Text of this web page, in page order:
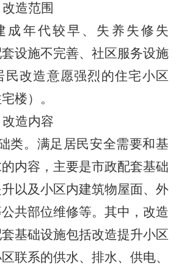
改造范围
成年代较早、失养失修失
设施不完善、社区服务设施
民改造意愿强烈的住宅小区
楼）。
改造内容
类。满足居民安全需要和基
内容，主要是市政配套基础
以及小区内建筑物屋面、外
共部位维修等。其中，改造
基础设施包括改造提升小区
联系的供水、排水、供电、